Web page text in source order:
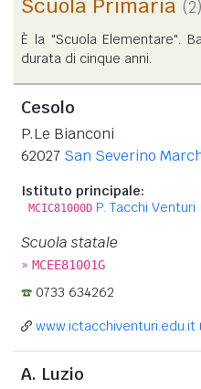
Scuola Primaria (2)
È la "Scuola Elementare".
durata di cinque anni.
Cesolo
P.Le Bianconi
62027 San Severino
Istituto principale:
MCIC81000D P. Tacchi Venturi
Scuola statale
» MCEE81001G
0733 634262
www.ictacchiventuri.edu.it
A. Luzio